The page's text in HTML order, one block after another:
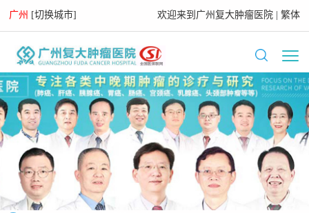
广州 [切换城市] 欢迎来到 广州复大肿瘤医院| 繁体